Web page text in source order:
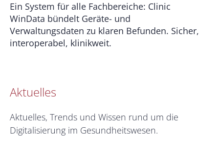
Ein System für alle Fachbereiche: Clinic
WinData bündelt Geräte- und
Verwaltungsdaten zu klaren Befunden. Sicher,
interoperabel, klinikweit.
Aktuelles
Aktuelles, Trends und Wissen rund um die
Digitalisierung im Gesundheitswesen.